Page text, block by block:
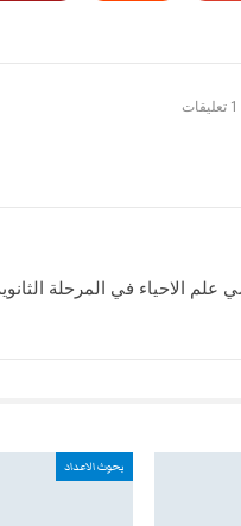
1 تعليقات
الاحياء في المرحلة
بحوث الاعداد